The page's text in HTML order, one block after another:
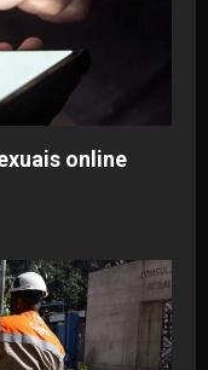
online